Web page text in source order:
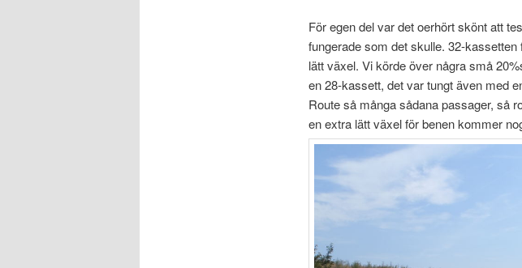
För egen del var det oerhört skönt att
fungerade som det skulle. 32-
lätt växel. Vi körde över några små
en 28-kassett, det var tungt även med
Route så många sådana passager, så
en extra lätt växel för benen kommer